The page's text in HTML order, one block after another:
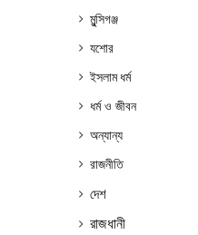
মুন্সিগঞ্জ
যশোর
ইসলাম ধর্ম
ধর্ম ও জীবন
অন্যান্য
রাজনীতি
দেশ
রাজধানী